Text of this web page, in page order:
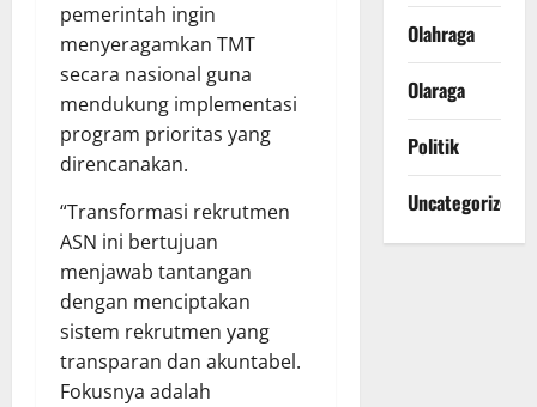
pemerintah ingin
menyeragamkan TMT
secara nasional guna
mendukung implementasi
program prioritas yang
direncanakan.
“Transformasi rekrutmen
ASN ini bertujuan
menjawab tantangan
dengan menciptakan
sistem rekrutmen yang
transparan dan akuntabel.
Fokusnya adalah
Olahraga
Olaraga
Politik
Uncategorized